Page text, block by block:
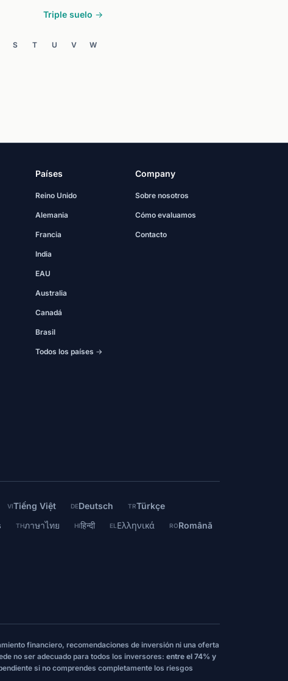
Triple suelo →
S T U V W
Países
Reino Unido
Alemania
Francia
India
EAU
Australia
Canadá
Brasil
Todos los países →
Company
Sobre nosotros
Cómo evaluamos
Contacto
VITiếng Việt DEDeutsch TRTürkçe
THภาษาไทย HIहिन्दी EL Ελληνικά RORomână
financiero, recomendaciones de inversión ni una oferta
no ser adecuado para todos los inversores: entre el 74% y
si no comprendes completamente los riesgos